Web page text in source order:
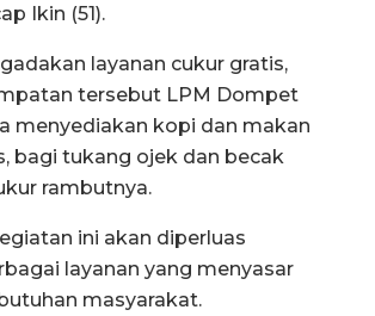
Ikin (51).
layanan cukur gratis,
tersebut LPM Dompet
menyediakan kopi dan makan
bagi tukang ojek dan becak
rambutnya.
ini akan diperluas
layanan yang menyasar
masyarakat.